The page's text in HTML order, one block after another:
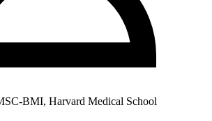
BMI, Harvard Medical School